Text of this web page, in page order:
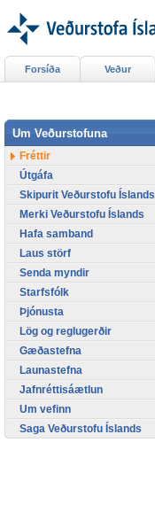
Forsíða Veður
Um Veðurstofuna
Fréttir
Útgáfa
Skipurit Veðurstofu Íslands
Merki Veðurstofu Íslands
Hafa samband
Laus störf
Senda myndir
Starfsfólk
Þjónusta
Lög og reglugerðir
Gæðastefna
Launastefna
Jafnréttisáætlun
Um vefinn
Saga Veðurstofu Íslands